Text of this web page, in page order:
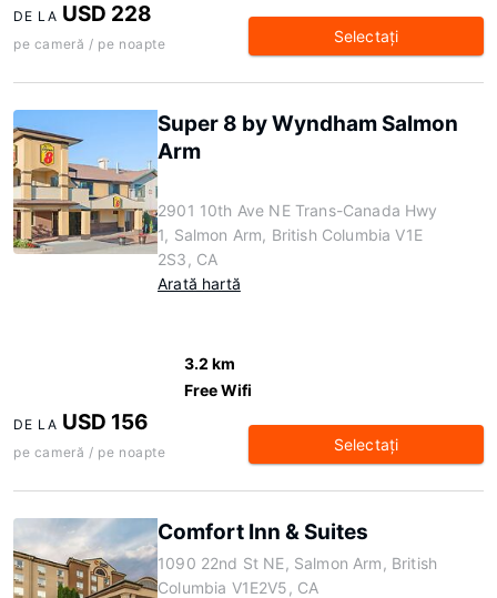
DE LA USD 228
pe cameră / pe noapte Selectaţi
Super 8 by Wyndham Salmon
Arm
2901 10th Ave NE Trans-Canada Hwy
1, Salmon Arm, British Columbia V1E
2S3, CA
Arată hartă
3.2 km
Free Wifi
DE LA USD 156
pe cameră / pe noapte Selectaţi
Comfort Inn & Suites
1090 22nd St NE, Salmon Arm, British
Columbia V1E2V5, CA